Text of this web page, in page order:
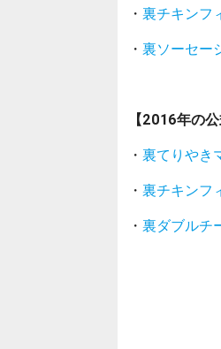
・ 裏チキンフ
・ 裏ソーセー
【2016年の
・ 裏てりやき
・ 裏チキンフ
・ 裏ダブルチ